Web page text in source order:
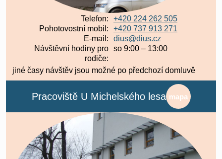
Telefon:
Pohotovostní mobil:
E-mail:
Návštěvní hodiny pro
rodiče:
+420 224 262 505
+420 737 913 271
dius@dius.cz
so 9:00 – 13:00​
jiné časy návštěv jsou možné po předchozí domluvě
Pracoviště U Michelského lesa mapa